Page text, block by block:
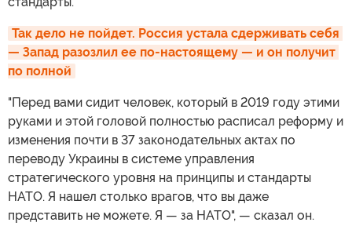
Так дело не пойдет. Россия устала сдерживать себя
— Запад разозлил ее по-настоящему — и он получит
по полной
"Перед вами сидит человек, который в 2019 году этими
руками и этой головой полностью расписал реформу и
изменения почти в 37 законодательных актах по
переводу Украины в системе управления
стратегического уровня на принципы и стандарты
НАТО. Я нашел столько врагов, что вы даже
представить не можете. Я — за НАТО", — сказал он.